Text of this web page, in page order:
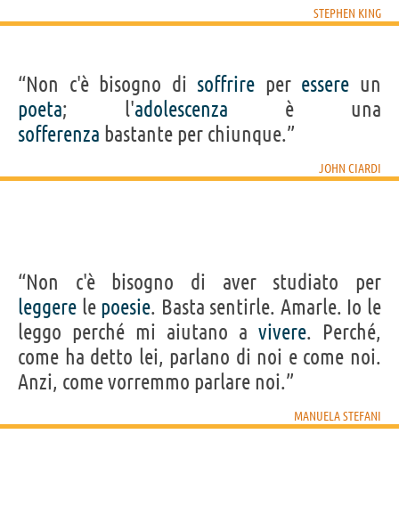
STEPHEN KING
“Non c'è bisogno di soffrire per essere un
poeta; l'adolescenza è una
sofferenza bastante per chiunque.”
JOHN CIARDI
“Non c'è bisogno di aver studiato per
leggere le poesie. Basta sentirle. Amarle. Io le
leggo perché mi aiutano a vivere. Perché,
come ha detto lei, parlano di noi e come noi.
Anzi, come vorremmo parlare noi.”
MANUELA STEFANI